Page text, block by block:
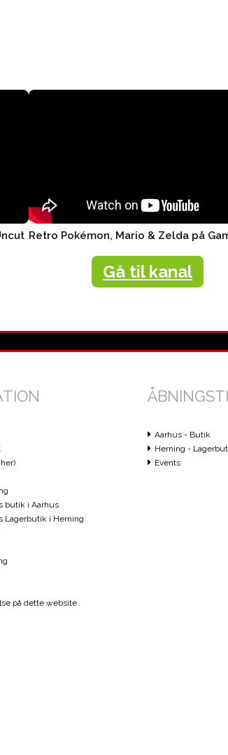
Gå til kanal
butik i Aarhus
Lagerbutik i Herning
på dette website
Aarhus - Butik
Herning -
Events